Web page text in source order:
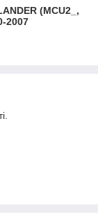
(MCU2_,
2007